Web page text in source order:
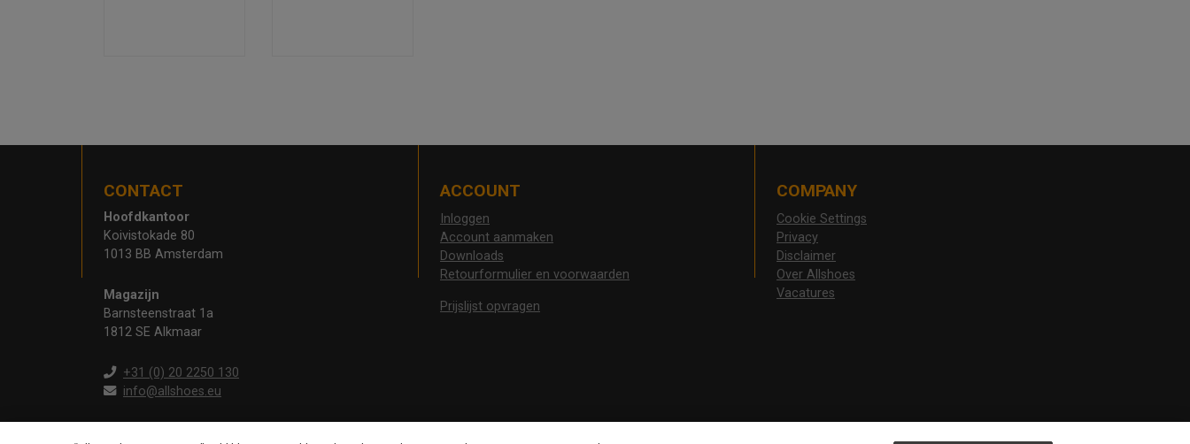
CONTACT
Hoofdkantoor
Koivistokade 80
1013 BB Amsterdam
Magazijn
Barnsteenstraat 1a
1812 SE Alkmaar
+31 (0) 20 2250 130
info@allshoes.eu
ACCOUNT
Inloggen
Account aanmaken
Downloads
Retourformulier en voorwaarden
Prijslijst opvragen
COMPANY
Cookie Settings
Privacy
Disclaimer
Over Allshoes
Vacatures